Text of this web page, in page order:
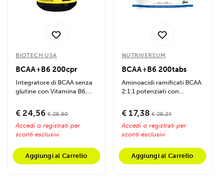
BIOTECH USA
BCAA+B6 200cpr
Integratore di BCAA senza
glutine con Vitamina B6,
e...
€ 24,56 € 28,90
Accedi o registrati per
sconti esclusivi
Aggiungi al Carrello
NUTRIVERSUM
BCAA+B6 200tabs
Aminoacidi ramificati BCAA
2:1:1 potenziati con
massimizzare il...
€ 17,38 € 28,24
Accedi o registrati per
sconti esclusivi
Aggiungi al Carrello